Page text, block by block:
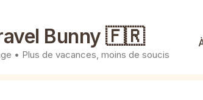
Bunny 🇫🇷
• Plus de vacances, moins de soucis